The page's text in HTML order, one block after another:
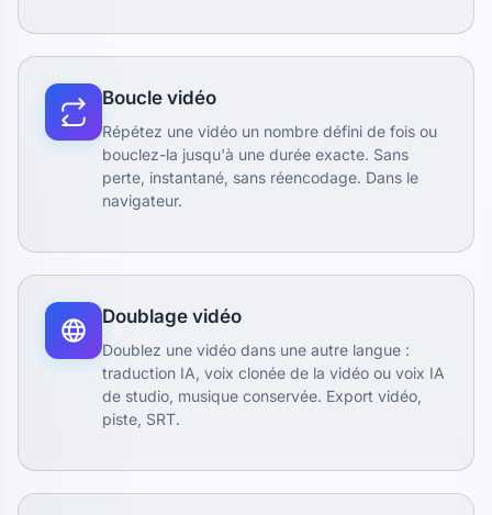
Boucle vidéo
Répétez une vidéo un nombre défini de fois ou
bouclez-la jusqu'à une durée exacte. Sans
perte, instantané, sans réencodage. Dans le
navigateur.
Doublage vidéo
Doublez une vidéo dans une autre langue :
traduction IA, voix clonée de la vidéo ou voix IA
de studio, musique conservée. Export vidéo,
piste, SRT.